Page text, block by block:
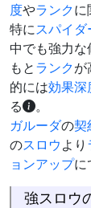
度やランクに
特にスパイダ
中でも強力
もとランクが
的には効果深
る
。
ガルーダの契
のスロウより
ョンアップに
強スロウ